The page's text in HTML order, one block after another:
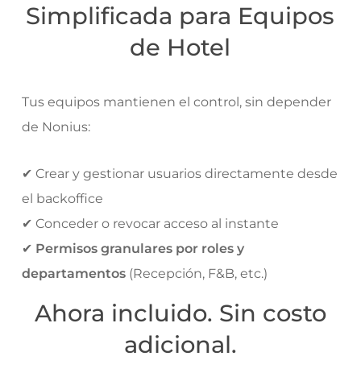
Simplificada para Equipos
de Hotel
Tus equipos mantienen el control, sin depender
de Nonius:
✔ Crear y gestionar usuarios directamente desde
el backoffice
✔ Conceder o revocar acceso al instante
✔ Permisos granulares por roles y
departamentos(Recepción, F&B, etc.)
Ahora incluido. Sin costo
adicional.